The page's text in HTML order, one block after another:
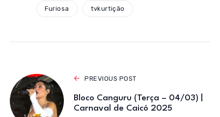
A
p
b
o
r
Furiosa tvkurtição
PREVIOUS POST
Bloco Canguru (Terça – 04/03) |
Carnaval de Caicó 2025